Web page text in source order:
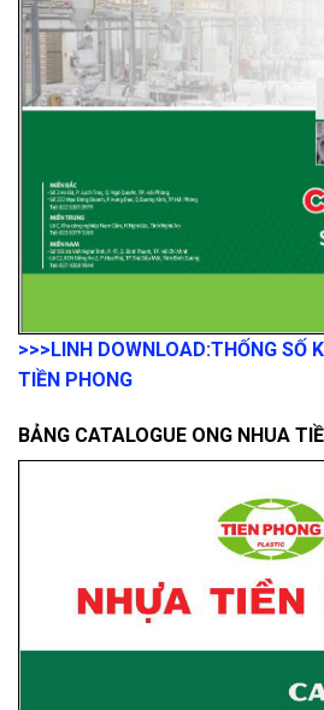
>>>LINH DOWNLOAD:THỐNG SỐ
TIỀN PHONG
BẢNG CATALOGUE ONG NHUA